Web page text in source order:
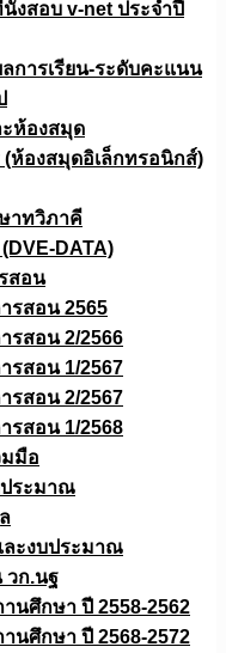
งสอบ v-net ประจำปี
การเรียน-ระดับคะแนน
ะห้องสมุด
(ห้องสมุดอิเล็กทรอนิกส์)
าทวิภาคี
DATA)
สอน
รสอน 2565
รสอน 2/2566
รสอน 1/2567
รสอน 2/2567
รสอน 1/2568
มมือ
ประมาณ
ละงบประมาณ
วก.นฐ
นศึกษา ปี 2558-2562
นศึกษา ปี 2568-2572